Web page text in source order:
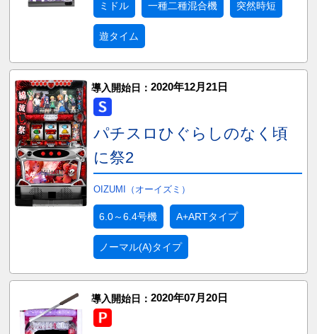
ミドル 一種二種混合機 突然時短
遊タイム
導入開始日： 2020年12月21日
パチスロひぐらしのなく頃
に祭2
OIZUMI（オーイズミ）
6.0～6.4号機 A+ARTタイプ
ノーマル(A)タイプ
導入開始日： 2020年07月20日